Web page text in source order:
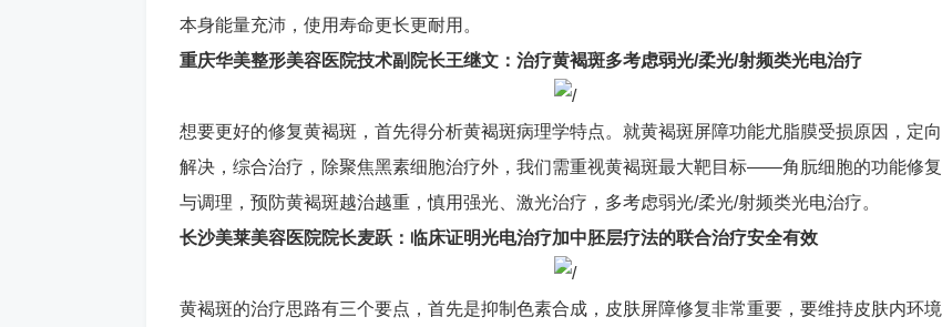
本身能量充沛，使用寿命更长更耐用。
重庆华美整形美容医院技术副院长王继文：治疗黄褐斑多考虑弱光/柔光/射频类光电治疗
想要更好的修复黄褐斑，首先得分析黄褐斑病理学特点。就黄褐斑屏障功能尤脂膜受损原因，定向
解决，综合治疗，除聚焦黑素细胞治疗外，我们需重视黄褐斑最大靶目标——角朊细胞的功能修复
与调理，预防黄褐斑越治越重，慎用强光、激光治疗，多考虑弱光/柔光/射频类光电治疗。
长沙美莱美容医院院长麦跃：临床证明光电治疗加中胚层疗法的联合治疗安全有效
黄褐斑的治疗思路有三个要点，首先是抑制色素合成，皮肤屏障修复非常重要，要维持皮肤内环境